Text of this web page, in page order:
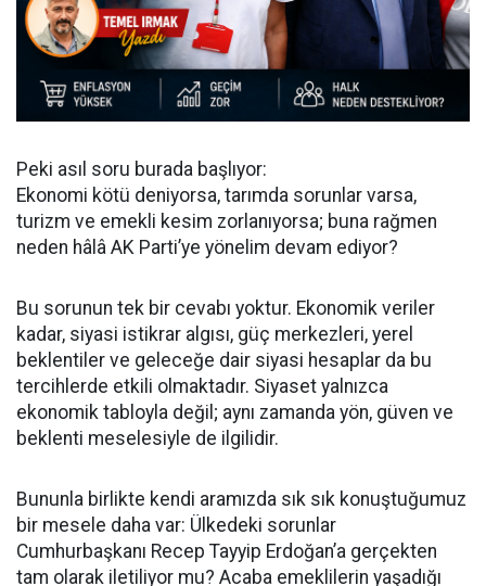
Peki asıl soru burada başlıyor:
Ekonomi kötü deniyorsa, tarımda sorunlar varsa,
turizm ve emekli kesim zorlanıyorsa; buna rağmen
neden hâlâ AK Parti’ye yönelim devam ediyor?
Bu sorunun tek bir cevabı yoktur. Ekonomik veriler
kadar, siyasi istikrar algısı, güç merkezleri, yerel
beklentiler ve geleceğe dair siyasi hesaplar da bu
tercihlerde etkili olmaktadır. Siyaset yalnızca
ekonomik tabloyla değil; aynı zamanda yön, güven ve
beklenti meselesiyle de ilgilidir.
Bununla birlikte kendi aramızda sık sık konuştuğumuz
bir mesele daha var: Ülkedeki sorunlar
Cumhurbaşkanı Recep Tayyip Erdoğan’a gerçekten
tam olarak iletiliyor mu? Acaba emeklilerin yaşadığı